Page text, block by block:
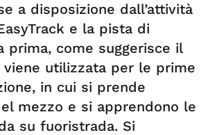
a disposizione dall’attività
e la pista di
prima, come suggerisce il
viene utilizzata per le prime
in cui si prende
mezzo e si apprendono le
su fuoristrada. Si